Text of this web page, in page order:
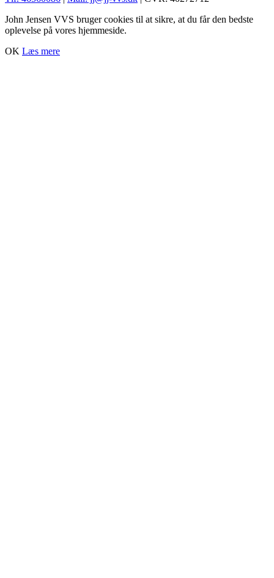
John Jensen VVS bruger cookies til at sikre, at du får den bedste
oplevelse på vores hjemmeside.
OK Læs mere